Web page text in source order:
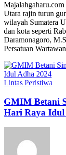
Utara rajin turun
wilayah Sumatera
dan kota seperti
Daramonagoro,
Persatuan
Lintas Peristiwa
GMIM Betani
Hari Raya Idul